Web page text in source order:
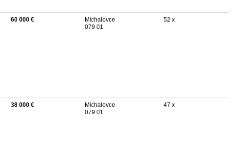
60 000 €
Michalovce
079 01
52 x
38 000 €
Michalovce
079 01
47 x